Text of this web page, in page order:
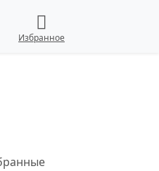
Избранное